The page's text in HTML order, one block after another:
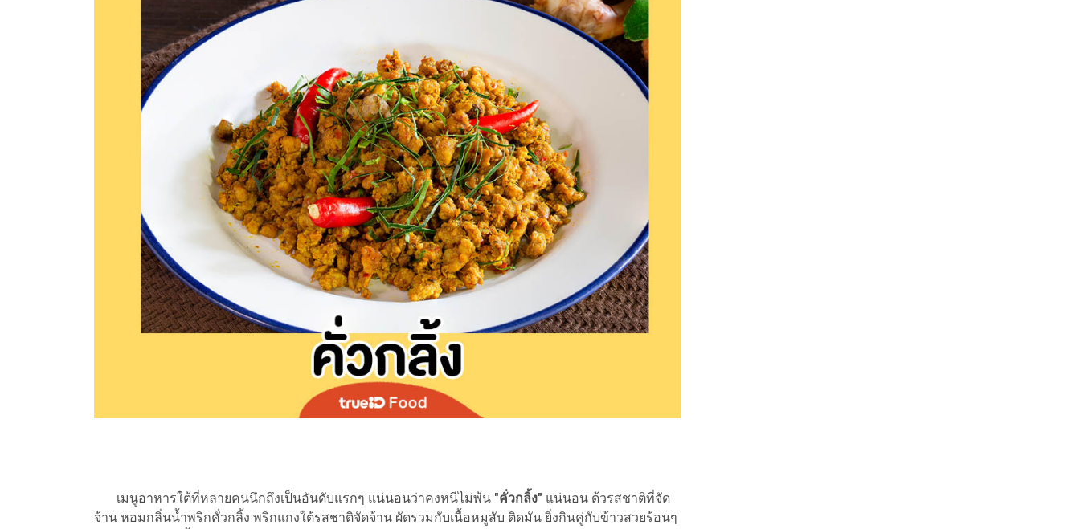
เมนูอาหารใต้ที่หลายคนนึกถึงเป็นอันดับแรกๆ แน่นอนว่าคงหนีไม่พ้น "คั่วกลิ้ง" แน่นอน ด้วรสชาติที่จัด
จ้าน หอมกลิ่นน้ำพริกคั่วกลิ้ง พริกแกงใต้รสชาติจัดจ้าน ผัดรวมกับเนื้อหมูสับ ติดมัน ยิ่งกินคู่กับข้าวสวยร้อนๆ